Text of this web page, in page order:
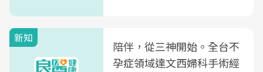
新知
陪伴，從三神開始。全台不
孕症領域達文西婦科手術經